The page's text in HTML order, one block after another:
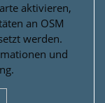
aktivieren,
an OSM
werden.
und